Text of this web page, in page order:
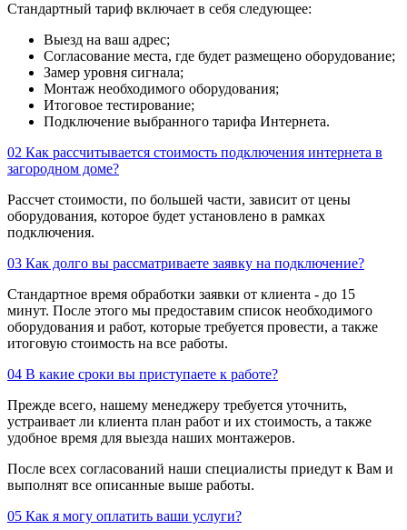
Стандартный тариф включает в себя следующее:
Выезд на ваш адрес;
Согласование места, где будет размещено оборудование;
Замер уровня сигнала;
Монтаж необходимого оборудования;
Итоговое тестирование;
Подключение выбранного тарифа Интернета.
02 Как рассчитывается стоимость подключения интернета в
загородном доме?
Рассчет стоимости, по большей части, зависит от цены
оборудования, которое будет установлено в рамках
подключения.
03 Как долго вы рассматриваете заявку на подключение?
Стандартное время обработки заявки от клиента - до 15
минут. После этого мы предоставим список необходимого
оборудования и работ, которые требуется провести, а также
итоговую стоимость на все работы.
04 В какие сроки вы приступаете к работе?
Прежде всего, нашему менеджеру требуется уточнить,
устраивает ли клиента план работ и их стоимость, а также
удобное время для выезда наших монтажеров.
После всех согласований наши специалисты приедут к Вам и
выполнят все описанные выше работы.
05 Как я могу оплатить ваши услуги?